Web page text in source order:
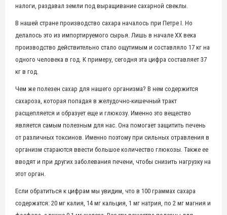
налоги, раздавал земли под выращивание сахарной свеклы.
В нашей стране производство сахара началось при Петре I. Но
делалось это из импортируемого сырья. Лишь в начале XX века
производство действительно стало ощутимым и составляло 17 кг на
одного человека в год. К примеру, сегодня эта цифра составляет 37
кг в год.
Чем же полезен сахар для нашего организма? В нем содержится
сахароза, которая попадая в желудочно-кишечный тракт
расщепляется и образует еще и глюкозу. Именно это вещество
является самым полезным для нас. Она помогает защитить печень
от различных токсинов. Именно поэтому при сильных отравления в
организм стараются ввести большое количество глюкозы. Также ее
вводят и при других заболевания печени, чтобы снизить нагрузку на
этот орган.
Если обратиться к цифрам мы увидим, что в 100 граммах сахара
содержатся: 20 мг калия, 14 мг кальция, 1 мг натрия, по 2 мг магния и